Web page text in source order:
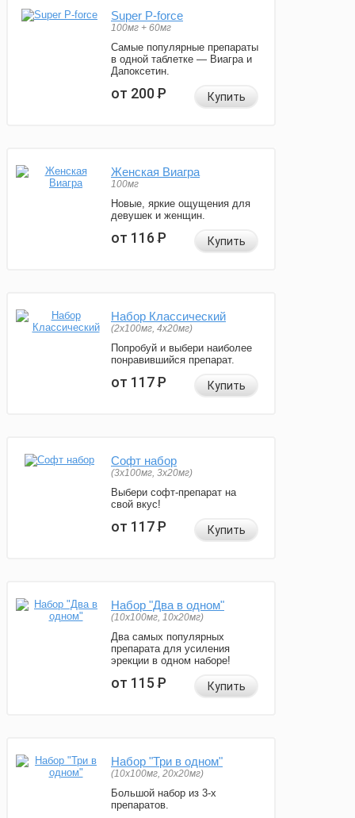
Super P-force
100мг + 60мг
Самые популярные препараты
в одной таблетке — Виагра и
Дапоксетин.
от 200Р Купить
Женская Виагра
100мг
Новые, яркие ощущения для
девушек и женщин.
от 116Р Купить
Набор Классический
(2x100мг, 4x20мг)
Попробуй и выбери наиболее
понравившийся препарат.
от 117Р Купить
Софт набор
(3x100мг, 3x20мг)
Выбери софт-препарат на
свой вкус!
от 117Р Купить
Набор "Два в одном"
(10x100мг, 10x20мг)
Два самых популярных
препарата для усиления
эрекции в одном наборе!
от 115Р Купить
Набор "Три в одном"
(10x100мг, 20x20мг)
Большой набор из 3-х
препаратов.